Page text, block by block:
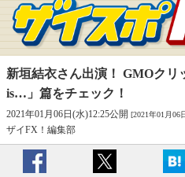
新垣結衣さん出演！ GMOクリ
is…」篇をチェック！
2021年01月06日(水)12:25公開 [2021年01月06
ザイFX！編集部